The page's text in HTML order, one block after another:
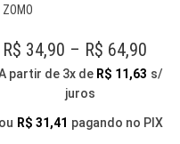
ZOMO
SER
R$ 34,90 – R$ 64,90
partir de 3x de R$ 11,63 s/
juros
ou R$ 31,41 pagando no PIX